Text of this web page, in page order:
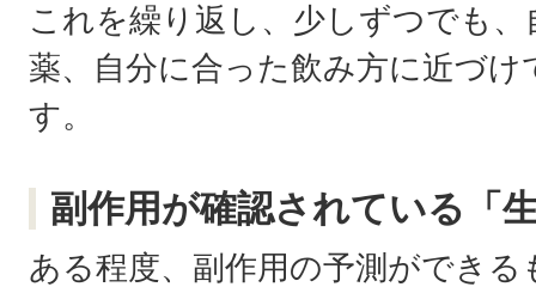
これを繰り返し、少しずつでも
薬、自分に合った飲み方に近づ
す。
副作用が確認されている「
ある程度、副作用の予測ができ